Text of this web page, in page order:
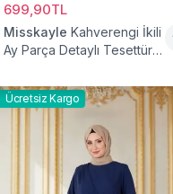
699,90TL
Misskayle Kahverengi İkili
Ay Parça Detaylı Tesettür
Ücretsiz Kargo